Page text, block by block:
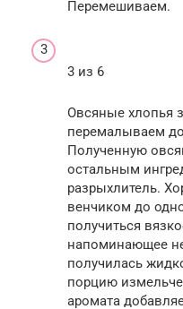
Перемешиваем.
3 из 6
Овсяные хлопья
перемалываем
Полученную
остальным
разрыхлитель.
венчиком до
получиться
напоминающее
получилась
порцию
аромата